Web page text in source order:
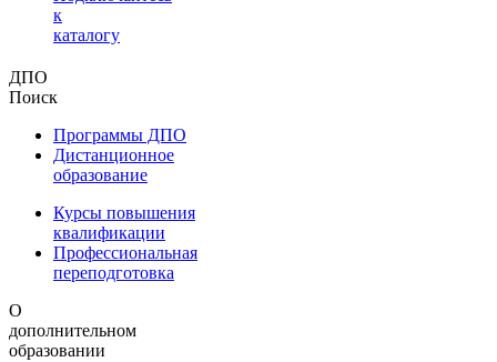
к
каталогу
ДПО
Поиск
Программы ДПО
Дистанционное
образование
Курсы повышения
квалификации
Профессиональная
переподготовка
О
дополнительном
образовании